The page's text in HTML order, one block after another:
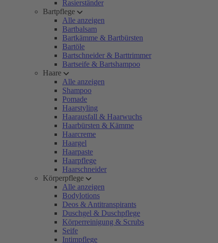
Rasierständer
Bartpflege
Alle anzeigen
Bartbalsam
Bartkämme & Bartbürsten
Bartöle
Bartschneider & Barttrimmer
Bartseife & Bartshampoo
Haare
Alle anzeigen
Shampoo
Pomade
Haarstyling
Haarausfall & Haarwuchs
Haarbürsten & Kämme
Haarcreme
Haargel
Haarpaste
Haarpflege
Haarschneider
Körperpflege
Alle anzeigen
Bodylotions
Deos & Antitranspirants
Duschgel & Duschpflege
Körperreinigung & Scrubs
Seife
Intimpflege